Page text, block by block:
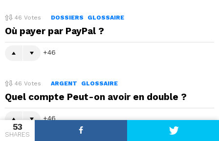
53
SHARES
46 Votes DOSSIERS GLOSSAIRE
Où payer par PayPal ?
46
46 Votes ARGENT GLOSSAIRE
Quel compte Peut-on avoir en double ?
46